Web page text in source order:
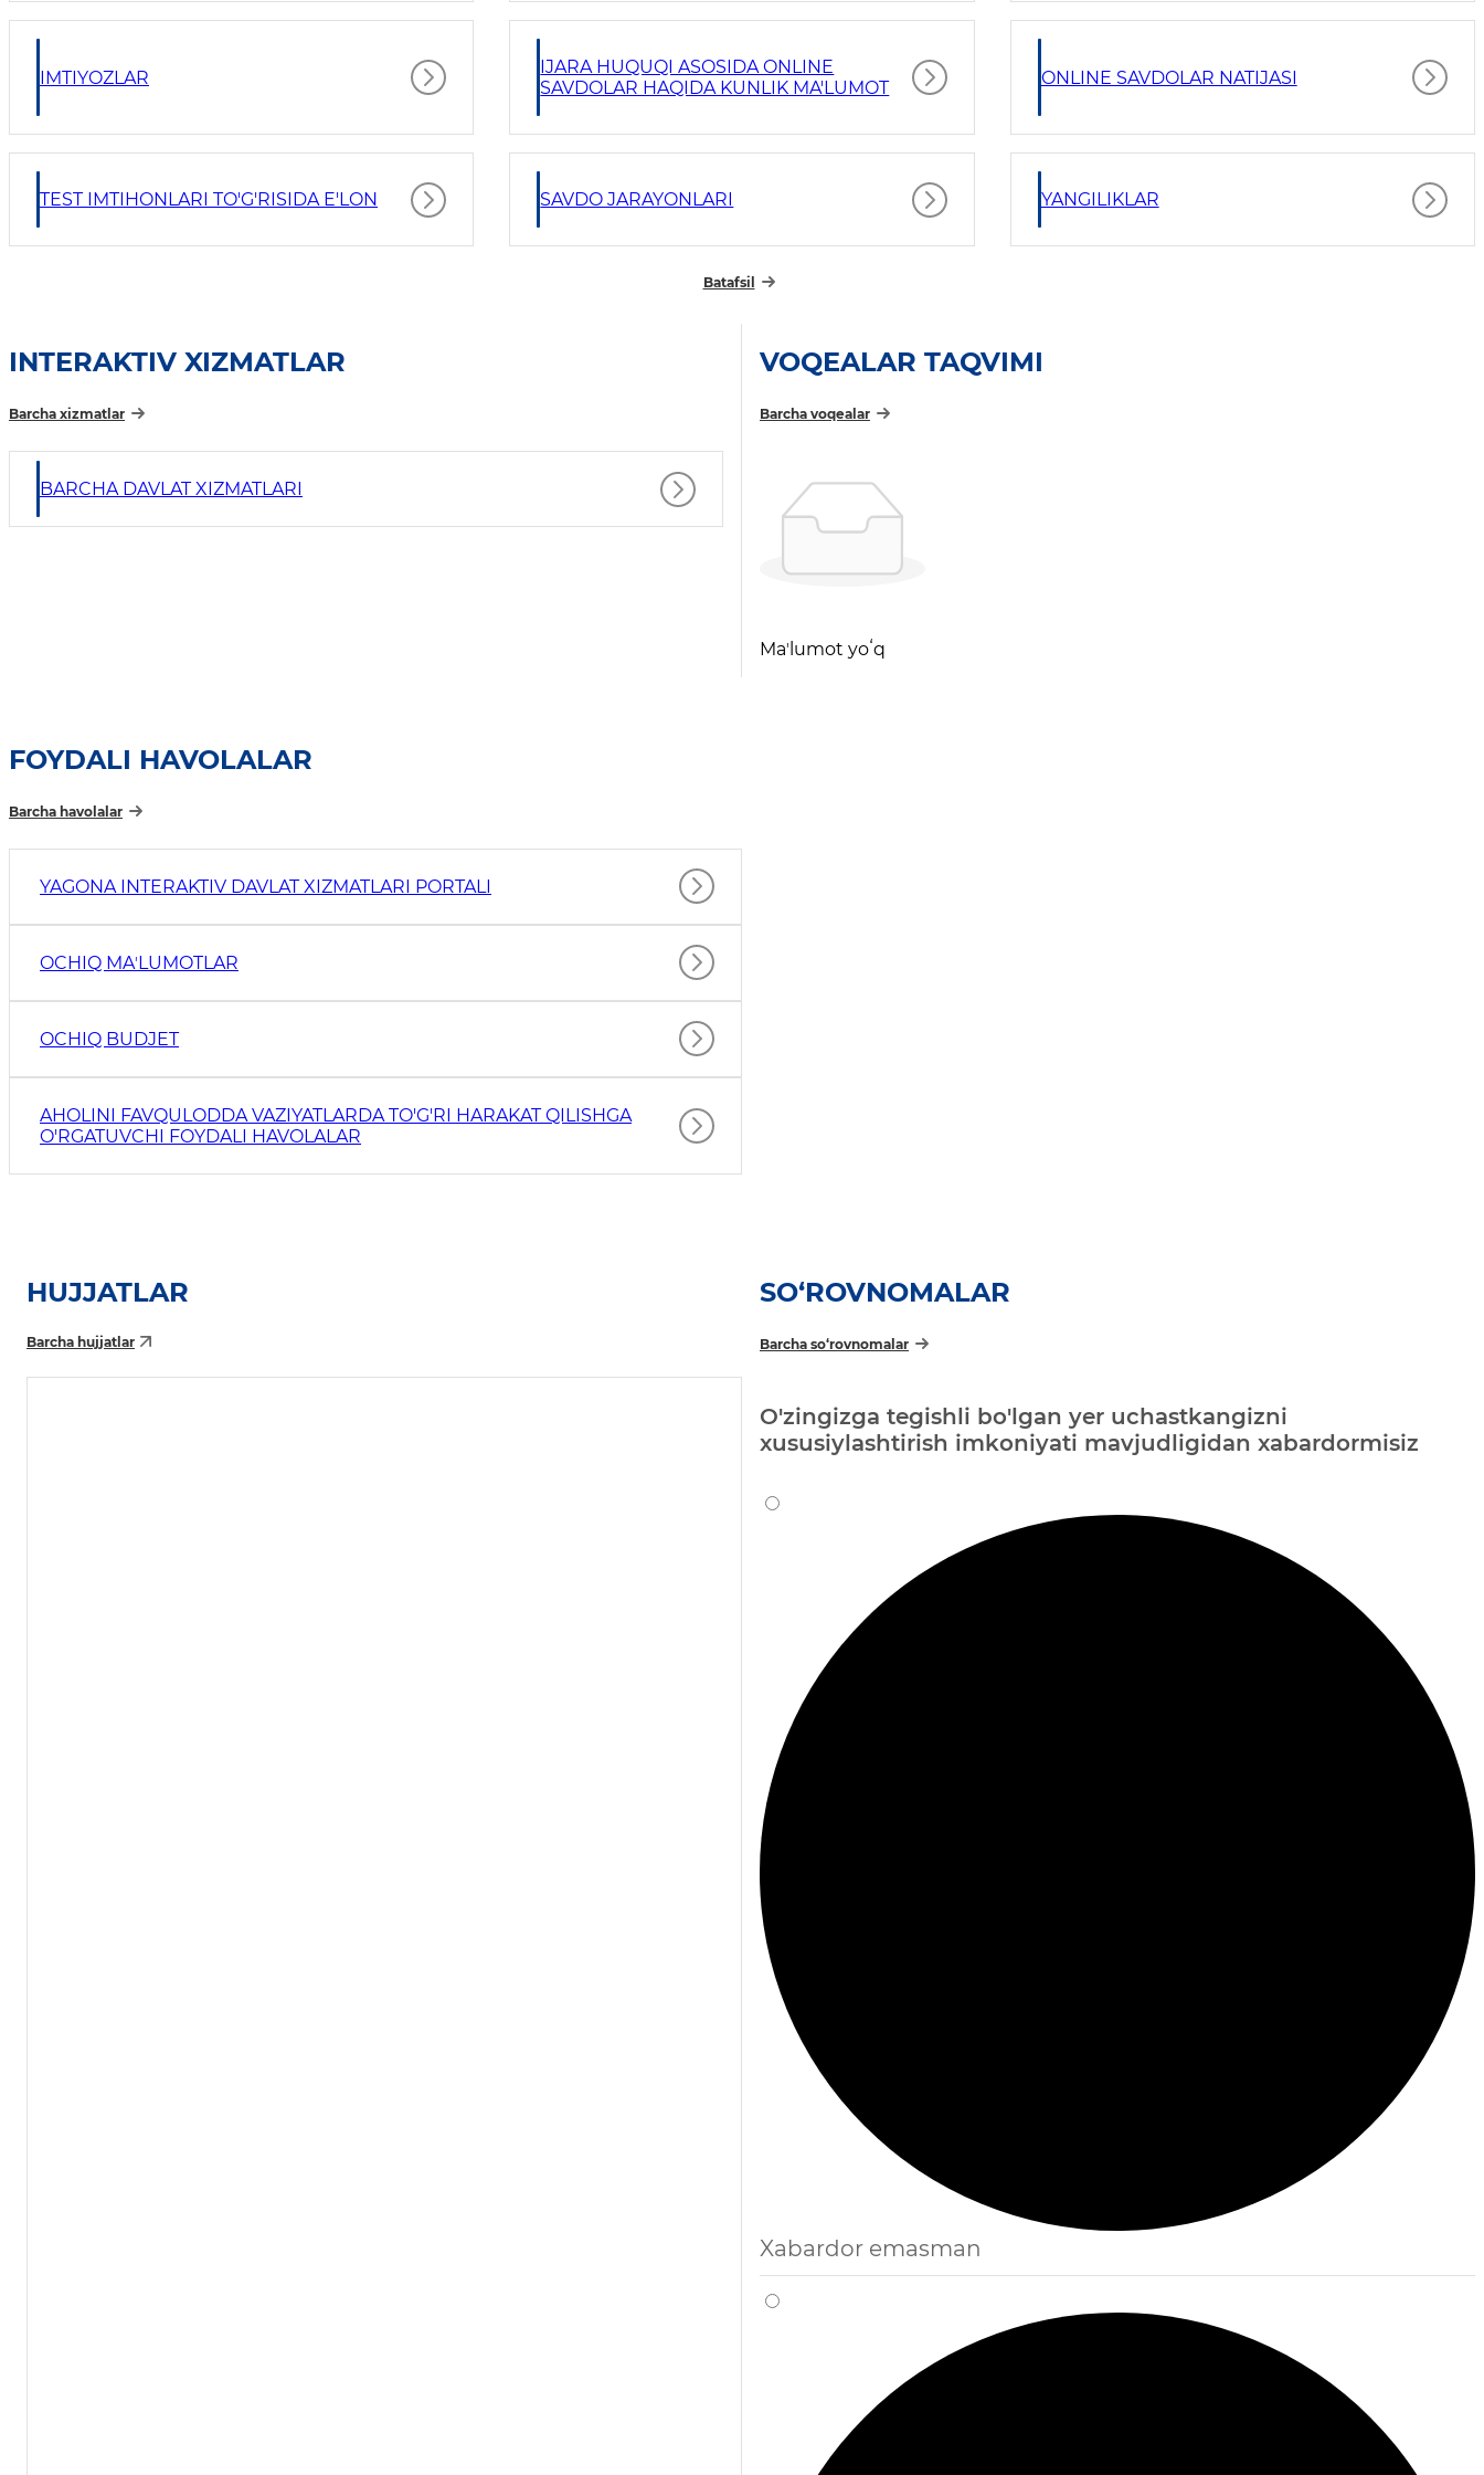
IMTIYOZLAR
IJARA HUQUQI ASOSIDA ONLINE
SAVDOLAR HAQIDA KUNLIK MA'LUMOT
ONLINE SAVDOLAR NATIJASI
TEST IMTIHONLARI TO'G'RISIDA E'LON SAVDO JARAYONLARI YANGILIKLAR
Batafsil
INTERAKTIV XIZMATLAR
Barcha xizmatlar
BARCHA DAVLAT XIZMATLARI
VOQEALAR TAQVIMI
Barcha voqealar
Maʼlumot yoʻq
FOYDALI HAVOLALAR
Barcha havolalar
YAGONA INTERAKTIV DAVLAT XIZMATLARI PORTALI
OCHIQ MAʼLUMOTLAR
OCHIQ BUDJET
AHOLINI FAVQULODDA VAZIYATLARDA TO'G'RI HARAKAT QILISHGA
O'RGATUVCHI FOYDALI HAVOLALAR
HUJJATLAR
Barcha hujjatlar
SO‘ROVNOMALAR
Barcha so‘rovnomalar
O'zingizga tegishli bo'lgan yer uchastkangizni
xususiylashtirish imkoniyati mavjudligidan xabardormisiz
Xabardor emasman